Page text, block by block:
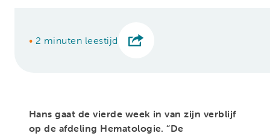
• 2 minuten leestijd
Hans gaat de vierde week in van zijn verblijf
op de afdeling Hematologie. “De